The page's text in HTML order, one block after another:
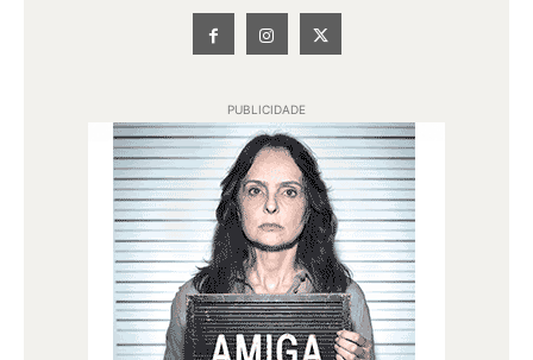
PUBLICIDADE